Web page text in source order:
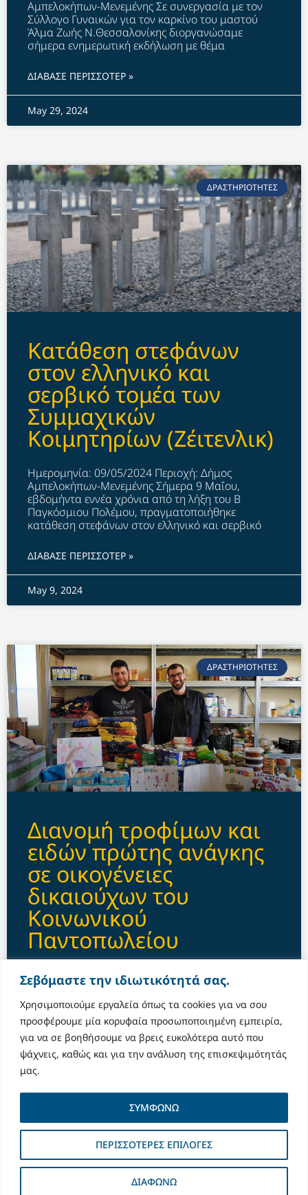
Σεβόμαστε την ιδιωτικότητά σας.
Χρησιμοποιούμε εργαλεία όπως τα cookies για να σου
προσφέρουμε μία κορυφαία προσωποποιημένη εμπειρία,
για να σε βοηθήσουμε να βρεις ευκολότερα αυτό που
ψάχνεις, καθώς και για την ανάλυση της επισκεψιμότητάς
μας.
ΠΕΡΙΣΣΟΤΕΡΕΣ ΕΠΙΛΟΓΕΣ
ΔΙΑΦΩΝΩ
ΣΥΜΦΩΝΩ
Αμπελοκήπων-Μενεμένης Σε συνεργασία με τον
Σύλλογο Γυναικών για τον καρκίνο του μαστού
Άλμα Ζωής Ν.Θεσσαλονίκης διοργανώσαμε
σήμερα ενημερωτική εκδήλωση με θέμα
ΔΙΑΒΑΣΕ ΠΕΡΙΣΣΟΤΕΡ »
May 29, 2024
ΔΡΑΣΤΗΡΙΟΤΗΤΕΣ
Kατάθεση στεφάνων
στον ελληνικό και
σερβικό τομέα των
Συμμαχικών
Κοιμητηρίων (Ζέιτενλικ)
Ημερομηνία: 09/05/2024 Περιοχή: Δήμος
Αμπελοκήπων-Μενεμένης Σήμερα 9 Μαΐου,
εβδομήντα εννέα χρόνια από τη λήξη του Β
Παγκόσμιου Πολέμου, πραγματοποιήθηκε
κατάθεση στεφάνων στον ελληνικό και σερβικό
ΔΙΑΒΑΣΕ ΠΕΡΙΣΣΟΤΕΡ »
May 9, 2024
ΔΡΑΣΤΗΡΙΟΤΗΤΕΣ
Διανομή τροφίμων και
ειδών πρώτης ανάγκης
σε οικογένειες
δικαιούχων του
Κοινωνικού
Παντοπωλείου
Ημερομηνία: 02/05/2024 Περιοχή: Δήμος
Αμπελοκήπων-Μενεμένης Ο Δήμος Αμπελοκήπων-
Μενεμένης, ενόψει των εορτών του Πάσχα
πραγματοποίησε διανομή τροφίμων και ειδών
πρώτης ανάγκης στις 262 οικογένειες (546 άτομα)
ΔΙΑΒΑΣΕ ΠΕΡΙΣΣΟΤΕΡ »
May 2, 2024